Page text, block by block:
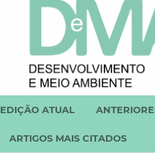
EDIÇÃO ATUAL
ARTIGOS MAIS CITADOS